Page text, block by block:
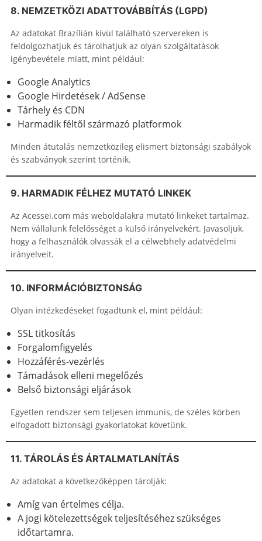
8. NEMZETKÖZI ADATTOVÁBBÍTÁS (LGPD)
Az adatokat Brazílián kívül található szervereken is
feldolgozhatjuk és tárolhatjuk az olyan szolgáltatások
igénybevétele miatt, mint például:
Google Analytics
Google Hirdetések / AdSense
Tárhely és CDN
Harmadik féltől származó platformok
Minden átutalás nemzetközileg elismert biztonsági szabályok
és szabványok szerint történik.
9. HARMADIK FÉLHEZ MUTATÓ LINKEK
Az Acessei.com más weboldalakra mutató linkeket tartalmaz.
Nem vállalunk felelősséget a külső irányelvekért. Javasoljuk,
hogy a felhasználók olvassák el a célwebhely adatvédelmi
irányelveit.
10. INFORMÁCIÓBIZTONSÁG
Olyan intézkedéseket fogadtunk el, mint például:
SSL titkosítás
Forgalomfigyelés
Hozzáférés-vezérlés
Támadások elleni megelőzés
Belső biztonsági eljárások
Egyetlen rendszer sem teljesen immunis, de széles körben
elfogadott biztonsági gyakorlatokat követünk.
11. TÁROLÁS ÉS ÁRTALMATLANÍTÁS
Az adatokat a következőképpen tárolják:
Amíg van értelmes célja.
A jogi kötelezettségek teljesítéséhez szükséges
időtartamra.